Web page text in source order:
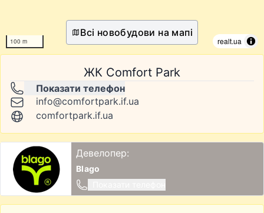
100 m realt.ua
Всі новобудови на мапі
ЖК Comfort Park
Показати телефон
info@comfortpark.if.ua
comfortpark.if.ua
Девелопер:
Blago